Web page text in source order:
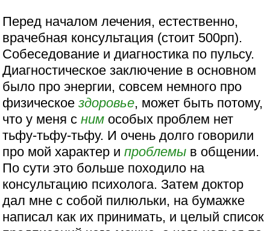
Перед началом лечения, естественно,
врачебная консультация (стоит 500рп).
Собеседование и диагностика по пульсу.
Диагностическое заключение в основном
было про энергии, совсем немного про
физическоездоровье, может быть потому,
что у меня сним особых проблем нет
тьфу-тьфу-тьфу. И очень долго говорили
про мой характер ипроблемы в общении.
По сути это больше походило на
консультацию психолога. Затем доктор
дал мне с собой пилюльки, на бумажке
написал как их принимать, и целый список